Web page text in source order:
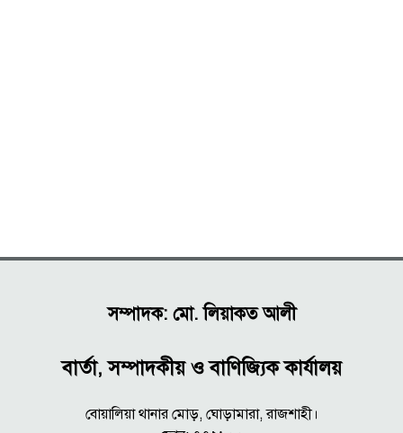
সম্পাদক: মো. লিয়াকত আলী
বার্তা, সম্পাদকীয় ও বাণিজ্যিক কার্যালয়
বোয়ালিয়া থানার মোড়, ঘোড়ামারা, রাজশাহী।